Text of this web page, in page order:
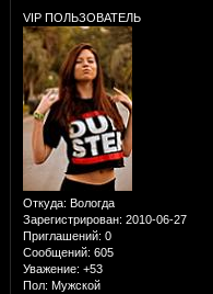
VIP ПОЛЬЗОВАТЕЛЬ
Откуда: Вологда
Зарегистрирован: 2010-06-27
Приглашений: 0
Сообщений: 605
Уважение: +53
Пол: Мужской